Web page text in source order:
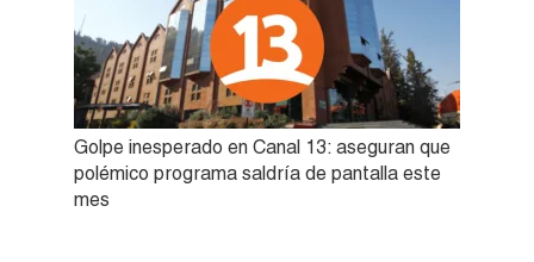
Golpe inesperado en Canal 13: aseguran que
polémico programa saldría de pantalla este
mes